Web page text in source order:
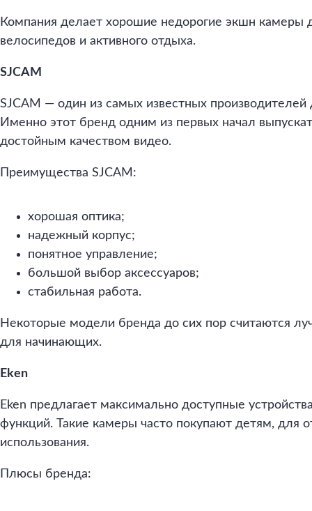
Компания делает хорошие недорогие экшн камеры
велосипедов и активного отдыха.
SJCAM
SJCAM — один из самых известных
Именно этот бренд одним из первых начал
достойным качеством видео.
Преимущества SJCAM:
хорошая оптика;
надежный корпус;
понятное управление;
большой выбор аксессуаров;
стабильная работа.
Некоторые модели бренда до сих пор считаются
для начинающих.
Eken
Eken предлагает максимально доступные
функций. Такие камеры часто покупают детям, для
использования.
Плюсы бренда: